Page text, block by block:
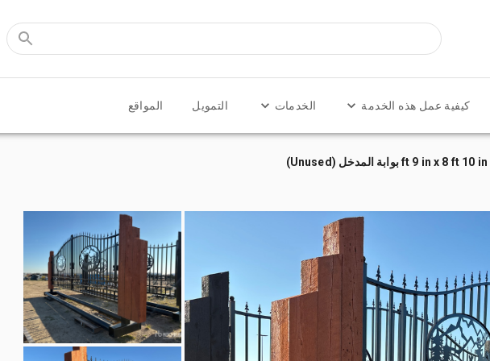
كيفية عمل هذه الخدمة الخدمات التمويل المواقع